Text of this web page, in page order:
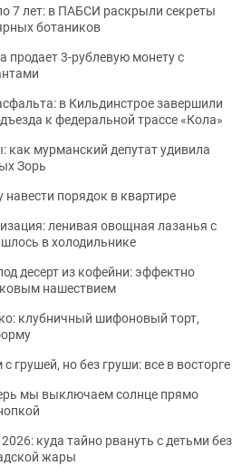
7 лет: в ПАБСИ раскрыли секреты
ботаников
продает 3-рублевую монету с
в Кильдинстрое завершили
к федеральной трассе «Кола»
как мурманский депутат удивила
Зорь
навести порядок в квартире
ленивая овощная лазанья с
в холодильнике
десерт из кофейни: эффектно
нашествием
клубничный шифоновый торт,
грушей, но без груши: все в восторге
мы выключаем солнце прямо
куда тайно рвануть с детьми без
жары